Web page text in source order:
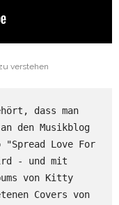
verstehen
dass man
den Musikblog
"Spread Love For
- und mit
von Kitty
Covers von